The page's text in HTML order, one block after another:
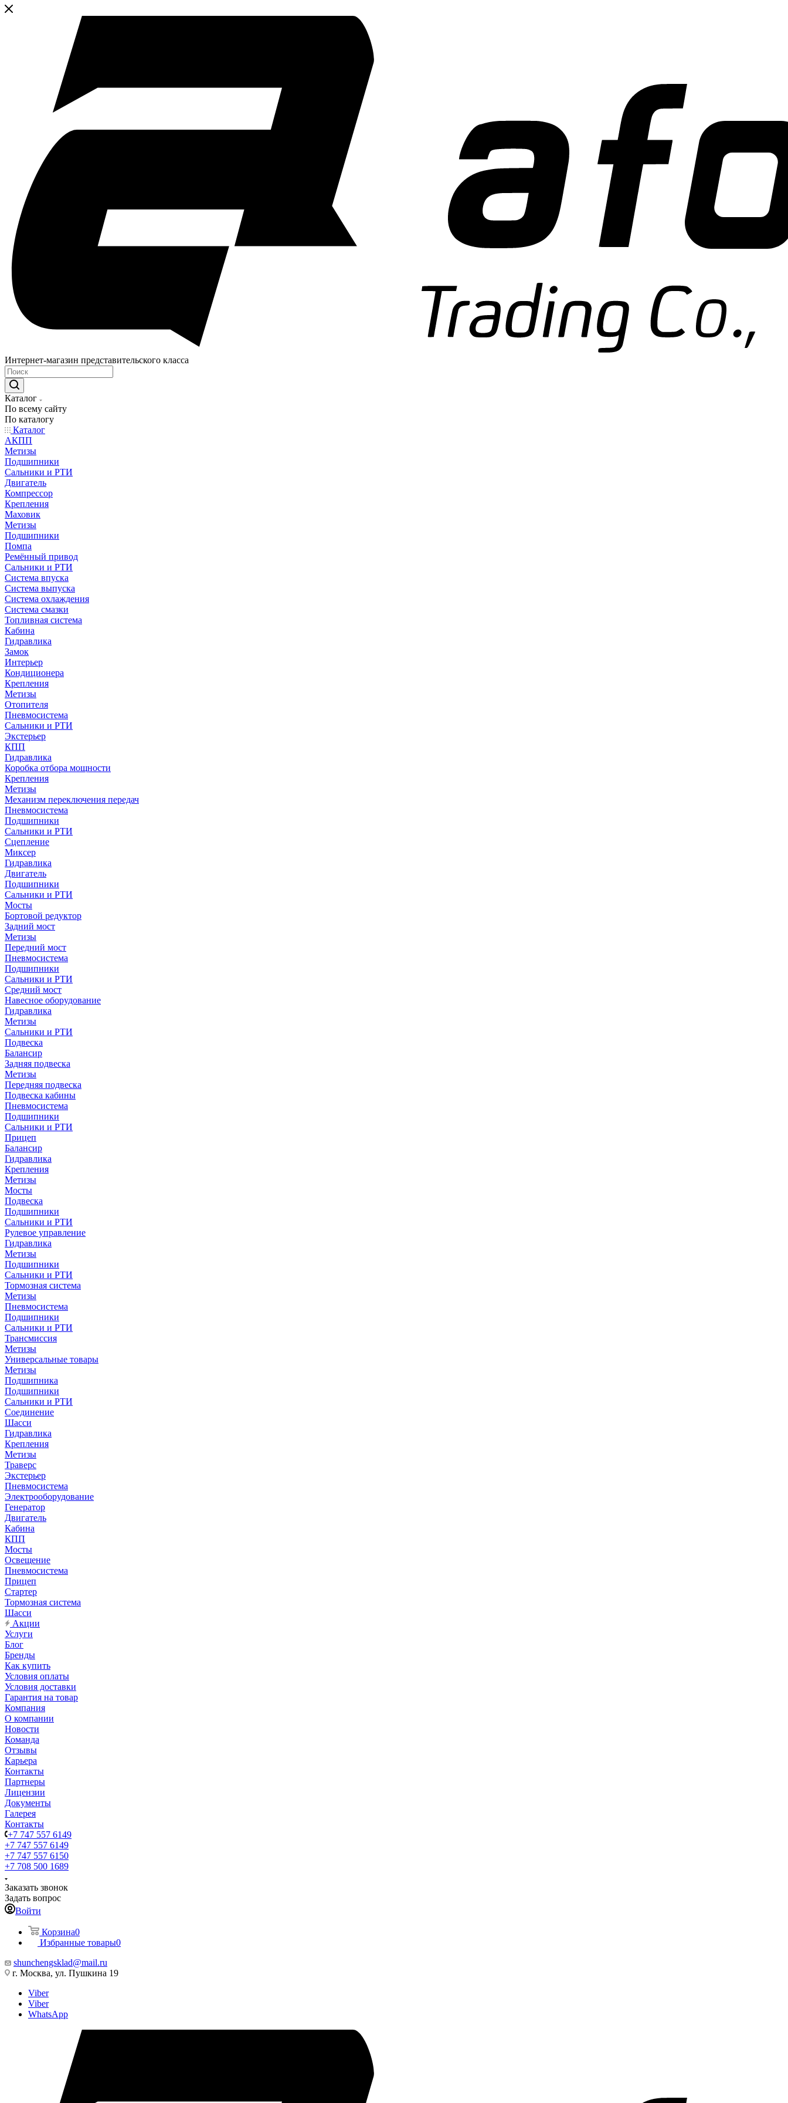
Интернет-магазин представительского класса
Каталог
По всему сайту
По каталогу
Каталог
АКПП
Метизы
Подшипники
Сальники и РТИ
Двигатель
Компрессор
Крепления
Маховик
Метизы
Подшипники
Помпа
Ремённый привод
Сальники и РТИ
Система впуска
Система выпуска
Система охлаждения
Система смазки
Топливная система
Кабина
Гидравлика
Замок
Интерьер
Кондиционера
Крепления
Метизы
Отопителя
Пневмосистема
Сальники и РТИ
Экстерьер
КПП
Гидравлика
Коробка отбора мощности
Крепления
Метизы
Механизм переключения передач
Пневмосистема
Подшипники
Сальники и РТИ
Сцепление
Миксер
Гидравлика
Двигатель
Подшипники
Сальники и РТИ
Мосты
Бортовой редуктор
Задний мост
Метизы
Передний мост
Пневмосистема
Подшипники
Сальники и РТИ
Средний мост
Навесное оборудование
Гидравлика
Метизы
Сальники и РТИ
Подвеска
Балансир
Задняя подвеска
Метизы
Передняя подвеска
Подвеска кабины
Пневмосистема
Подшипники
Сальники и РТИ
Прицеп
Балансир
Гидравлика
Крепления
Метизы
Мосты
Подвеска
Подшипники
Сальники и РТИ
Рулевое управление
Гидравлика
Метизы
Подшипники
Сальники и РТИ
Тормозная система
Метизы
Пневмосистема
Подшипники
Сальники и РТИ
Трансмиссия
Метизы
Универсальные товары
Метизы
Подшипника
Подшипники
Сальники и РТИ
Соединение
Шасси
Гидравлика
Крепления
Метизы
Траверс
Экстерьер
Пневмосистема
Электрооборудование
Генератор
Двигатель
Кабина
КПП
Мосты
Освещение
Пневмосистема
Прицеп
Стартер
Тормозная система
Шасси
Акции
Услуги
Блог
Бренды
Как купить
Условия оплаты
Условия доставки
Гарантия на товар
Компания
О компании
Новости
Команда
Отзывы
Карьера
Контакты
Партнеры
Лицензии
Документы
Галерея
Контакты
+7 747 557 6149
+7 747 557 6149
+7 747 557 6150
+7 708 500 1689
Заказать звонок
Задать вопрос
Войти
Корзина0
Избранные товары0
shunchengsklad@mail.ru
г. Москва, ул. Пушкина 19
Viber
Viber
WhatsApp